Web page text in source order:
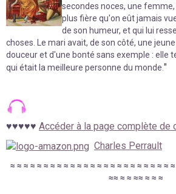
secondes noces, une
plus fière qu'on eût jamais
de son humeur, et qui lui
choses. Le mari avait, de son côté, une
douceur et d'une bonté sans exemple : elle
qui était la meilleure personne du monde."
♥♥♥♥♥ Accéder à la page complète de
Charles Perrault
≈ ≈ ≈ ≈ ≈ ≈ ≈ ≈ ≈ ≈ ≈ ≈ ≈ ≈ ≈ ≈ ≈ ≈ ≈ ≈ ≈ ≈ ≈ ≈ ≈
≈≈ ≈ ≈ ≈≈ ≈ ≈ ≈